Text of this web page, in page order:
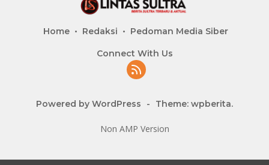
Home Redaksi Pedoman Media Siber
Connect With Us
Powered by WordPress - Theme: wpberita.
Non AMP Version